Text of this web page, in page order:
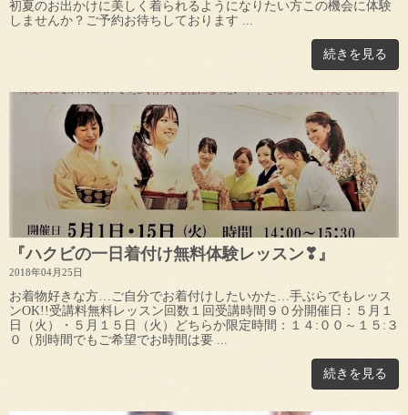
初夏のお出かけに美しく着られるようになりたい方この機会に体験
しませんか？ご予約お待ちしております ...
続きを見る
『ハクビの一日着付け無料体験レッスン❣』
2018年04月25日
お着物好きな方…ご自分でお着付けしたいかた…手ぶらでもレッス
ンOK!!受講料無料レッスン回数１回受講時間９０分開催日：５月１
日（火）・５月１５日（火）どちらか限定時間：１４:００～１５:３
０（別時間でもご希望でお時間は要 ...
続きを見る